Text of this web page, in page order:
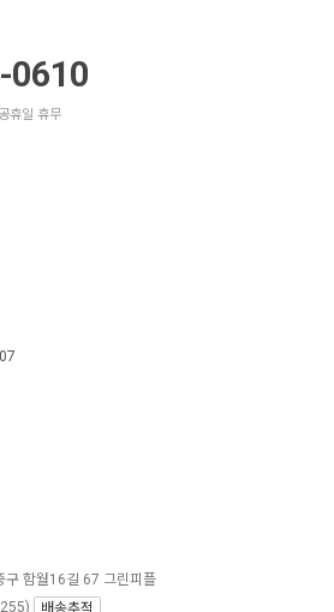
0610
휴일 휴무
함월16길 67 그린피플
배송추적